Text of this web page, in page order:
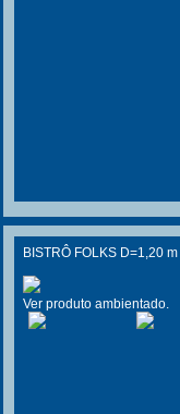
BISTRÔ FOLKS D=1,20
Ver produto ambientado.